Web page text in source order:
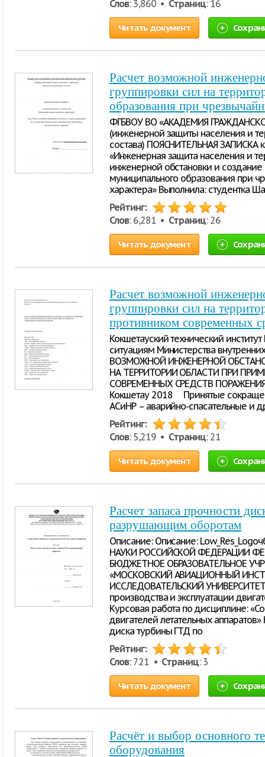
Слов: 3,860 • Страниц: 16
Читать документ
Расчет возможной
группировки сил на
образования при
ФГБВОУ ВО «АКАДЕМИЯ
(инженерной защиты населения и
состава) ПОЯСНИТЕЛЬНАЯ ЗАПИСКА
«Инженерная защита населения и
инженерной обстановки и
муниципального образования при
характера» Выполнила: студентка
Рейтинг:
Слов: 6,281 • Страниц: 26
Читать документ
Расчет возможной
группировки сил на
противником современных
Кокшетауский технический
ситуациям Министерства
ВОЗМОЖНОЙ ИНЖЕНЕРНОЙ
НА ТЕРРИТОРИИ ОБЛАСТИ ПРИ
СОВРЕМЕННЫХ СРЕДСТВ ПОРАЖЕНИЯ
Кокшетау 2018 Принятые
АСиНР – аварийно-спасательные и
Рейтинг:
Слов: 5,219 • Страниц: 21
Читать документ
Расчет запаса прочности
разрушающим оборотам
Описание: Описание:
НАУКИ РОССИЙСКОЙ ФЕДЕРАЦИИ
БЮДЖЕТНОЕ ОБРАЗОВАТЕЛЬНОЕ
«МОСКОВСКИЙ АВИАЦИОННЫЙ
ИССЛЕДОВАТЕЛЬСКИЙ
производства и эксплуатации
Курсовая работа по дисциплине:
двигателей летательных
диска турбины ГТД по
Рейтинг:
Слов: 721 • Страниц: 3
Читать документ
Расчёт и выбор основного
оборудования